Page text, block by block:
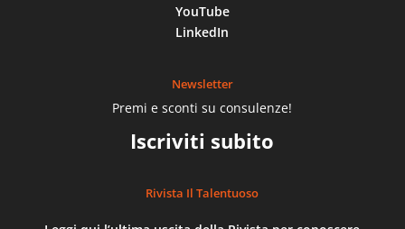
YouTube
LinkedIn
Newsletter
Premi e sconti su consulenze!
Iscriviti subito
Rivista Il Talentuoso